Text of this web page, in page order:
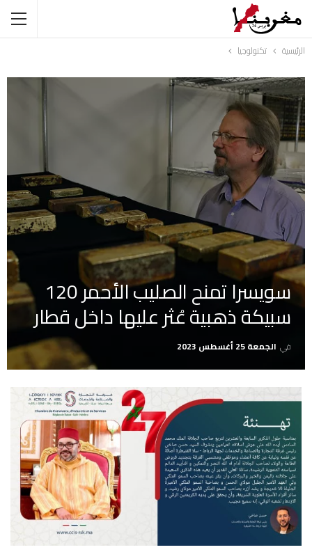
الرئيسية تكنولوجيا
سويسرا تمنح الصليب الأحمر 120
سبيكة ذهبية عُثر عليها داخل قطار
في الجمعة 25 أغسطس 2023